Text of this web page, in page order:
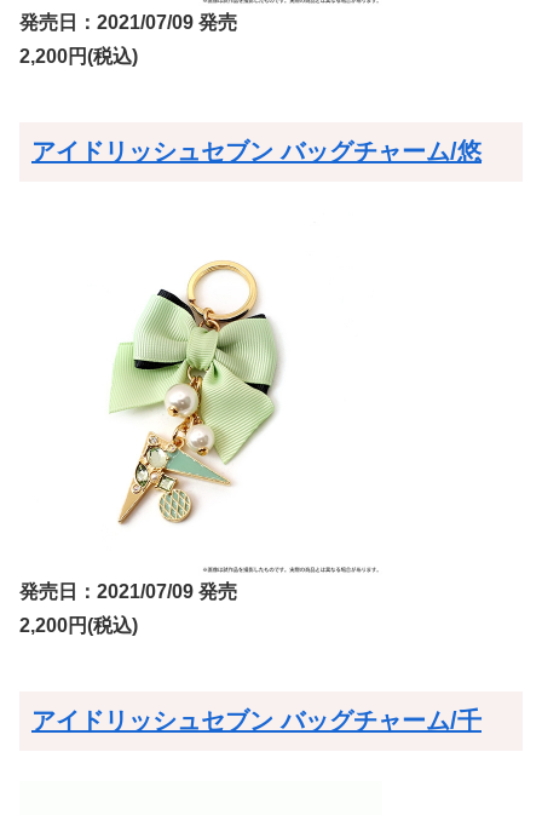
発売日：2021/07/09 発売
2,200円(税込)
アイドリッシュセブン バッグチャーム/悠
発売日：2021/07/09 発売
2,200円(税込)
アイドリッシュセブン バッグチャーム/千